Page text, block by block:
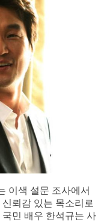
이색 설문 조사에서
뢰감 있는 목소리로
민 배우 한석규는 사